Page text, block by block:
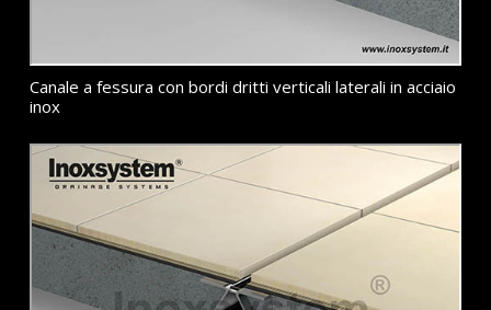
Canale a fessura con bordi dritti verticali laterali in acciaio
inox